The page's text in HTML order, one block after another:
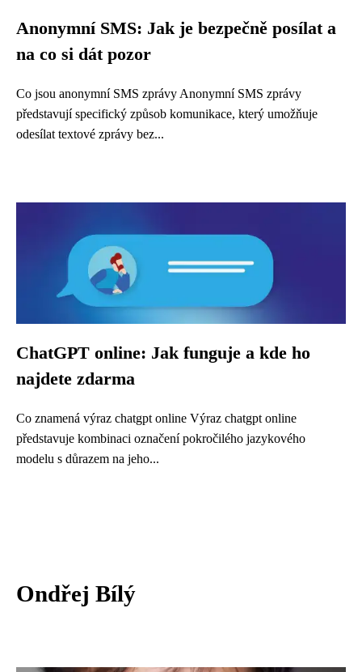
Anonymní SMS: Jak je bezpečně posílat a
na co si dát pozor
Co jsou anonymní SMS zprávy Anonymní SMS zprávy
představují specifický způsob komunikace, který umožňuje
odesílat textové zprávy bez...
ChatGPT online: Jak funguje a kde ho
najdete zdarma
Co znamená výraz chatgpt online Výraz chatgpt online
představuje kombinaci označení pokročilého jazykového
modelu s důrazem na jeho...
Ondřej Bílý